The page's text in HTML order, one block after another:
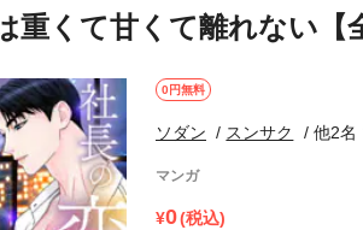
重くて甘くて離れない【
0円無料
ソダン スンサク 他2名
マンガ
0(税込)